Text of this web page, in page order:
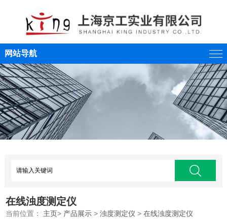
网站导航
在线浊度测定仪
当前位置： 主页> 产品展示 >浊度测定仪 >在线浊度测定仪